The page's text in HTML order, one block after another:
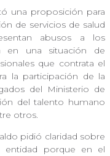
una proposición para
de servicios de salud
abusos a los
en una situación de
que contrata el
la participación de la
del Ministerio de
del talento humano
otros.
pidió claridad sobre
porque en el